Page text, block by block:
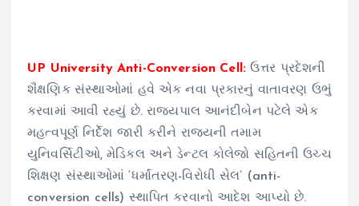
UP University Anti-Conversion Cell: ઉત્તર પ્રદેશની
શૈક્ષણિક સંસ્થાઓમાં હવે એક નવા પ્રકારનું વાતાવરણ ઉભું
કરવામાં આવી રહ્યું છે. રાજ્યપાલ આનંદીબેન પટેલે એક
મહત્વપૂર્ણ નિર્દેશ જારી કરીને રાજ્યની તમામ
યુનિવર્સિટીઓ, મેડિકલ અને ડેન્ટલ કોલેજો સહિતની ઉચ્ચ
શિક્ષણ સંસ્થાઓમાં ‘ધર્માંતરણ-વિરોધી સેલ’ (anti-
conversion cells) સ્થાપિત કરવાનો આદેશ આપ્યો છે.